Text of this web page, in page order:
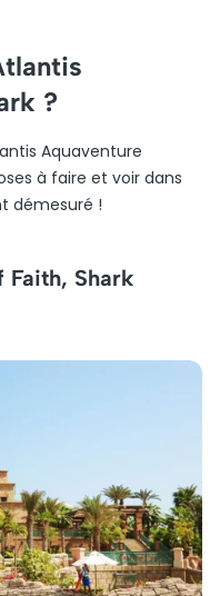
?
Aquaventure
à faire et voir dans
démesuré !
Faith, Shark